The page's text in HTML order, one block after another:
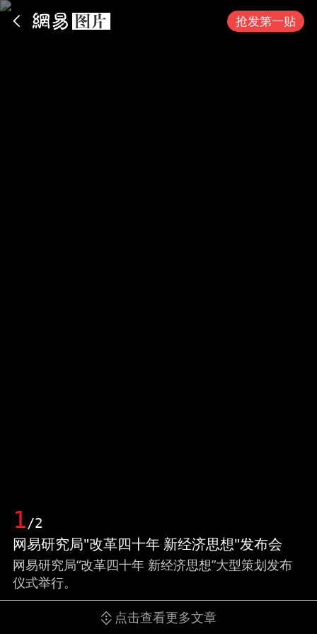
抢发第一贴
1/2
网易研究局"改革四十年 新经济思想"发布会
网易研究局“改革四十年 新经济思想”大型策划发布
仪式举行。
点击查看更多文章
App内打开